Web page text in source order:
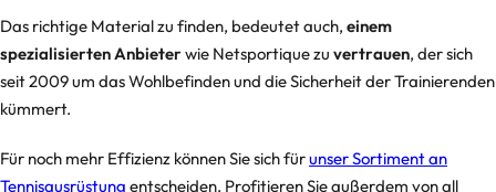
Das richtige Material zu finden, bedeutet auch, einem
spezialisierten Anbieterwie Netsportique zu vertrauen, der sich
seit 2009 um das Wohlbefinden und die Sicherheit der Trainierenden
kümmert.
Für noch mehr Effizienz können Sie sich fürunser Sortiment an
Tennisausrüstung entscheiden. Profitieren Sie außerdem von all